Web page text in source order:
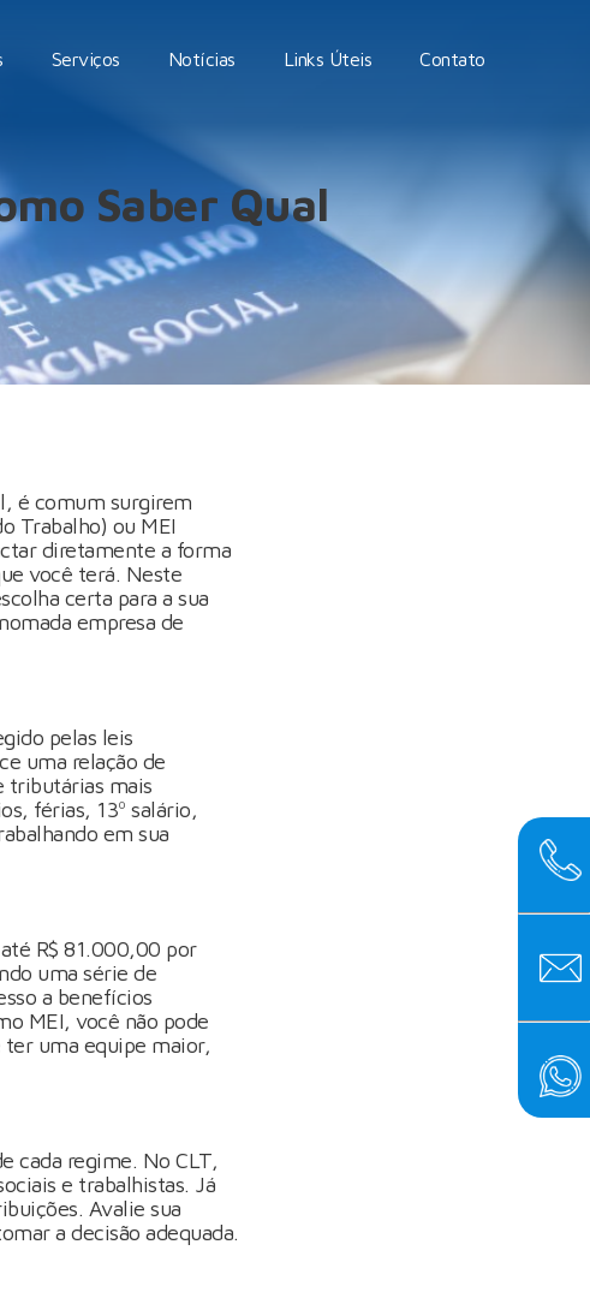
Serviços Notícias Links Úteis Contato
Saber Qual
é comum surgirem
Trabalho) ou MEI
diretamente a forma
você terá. Neste
certa para a sua
empresa de
pelas leis
uma relação de
tributárias mais
férias, 13º salário,
em sua
R$ 81.000,00 por
uma série de
a benefícios
MEI, você não pode
uma equipe maior,
cada regime. No CLT,
e trabalhistas. Já
Avalie sua
a decisão adequada.